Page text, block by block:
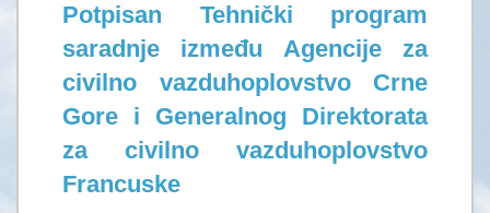
Potpisan Tehnički program
saradnje između Agencije za
civilno vazduhoplovstvo Crne
Gore i Generalnog Direktorata
za civilno vazduhoplovstvo
Francuske